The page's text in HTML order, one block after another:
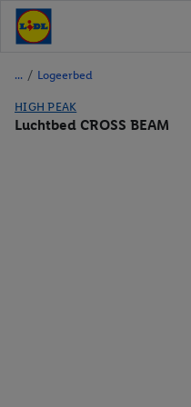
/ Logeerbed
HIGH PEAK
Luchtbed CROSS BEAM